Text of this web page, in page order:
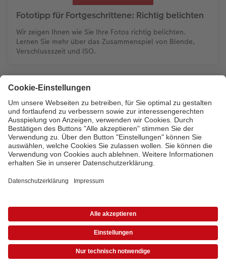
Fototipp für Fortgeschrittene: Richtig belichten
Wir zeigen Ihnen wie Sie Ihre Fotos richtig belichten.
Lernen Sie mehr über das Zusammenspiel von Blende,
Verschlussszeit und ISO.
Bezahlarten
Unsere Versandpartner
Qualität & Sicherheit
Zertifizierungen & Initiativen
Sortiment
* Die UVP gelten inkl. MwSt. zzgl. Versandkosten (ggf. auch bei Filialabholung) gem.
Preisliste